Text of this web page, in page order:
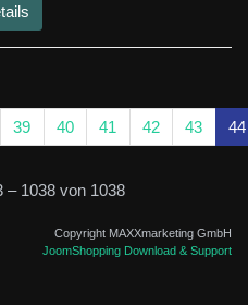
39 40 41 42 43 44
– 1038 von 1038
Copyright MAXXmarketing GmbH
JoomShopping Download & Support